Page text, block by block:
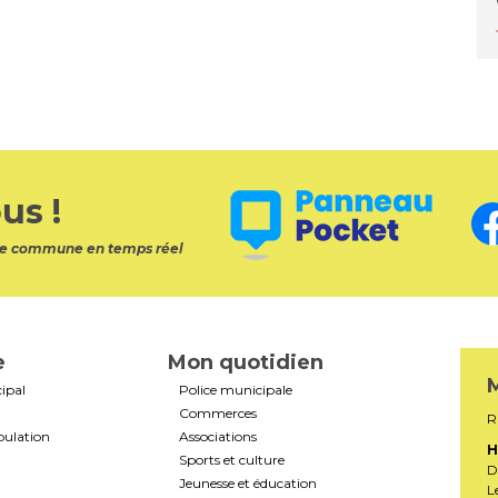
!
commune en temps réel
Mon quotidien
Police municipale
Commerces
Associations
Sports et culture
Jeunesse et éducation